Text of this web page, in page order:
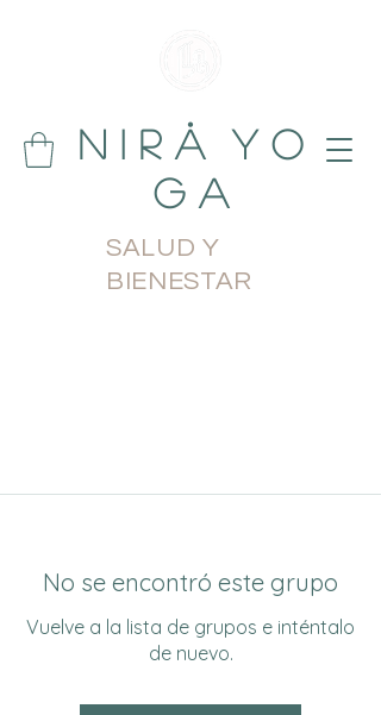
N i r å Y o
g a
SALUD Y
BIENESTAR
No se encontró este grupo
Vuelve a la lista de grupos e inténtalo
de nuevo.